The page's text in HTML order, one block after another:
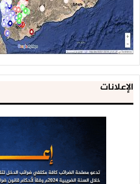
الإعلانات